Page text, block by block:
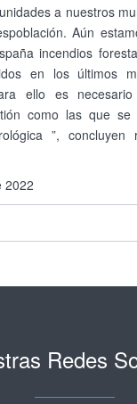
a nuestros
Aún
incendios
en los últimos
ello es
como las que se
”,
2022
Redes